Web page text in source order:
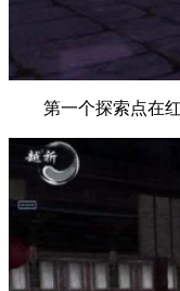
第一个探索点在